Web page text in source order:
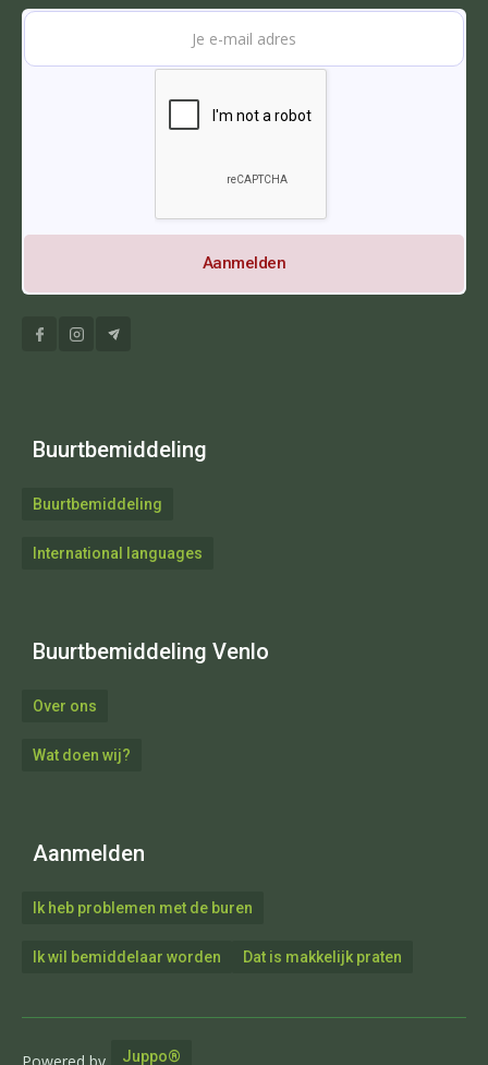
Buurtbemiddeling
Buurtbemiddeling
International languages
Buurtbemiddeling Venlo
Over ons
Wat doen wij?
Aanmelden
Ik heb problemen met de buren
Ik wil bemiddelaar worden Dat is makkelijk praten
Juppo®